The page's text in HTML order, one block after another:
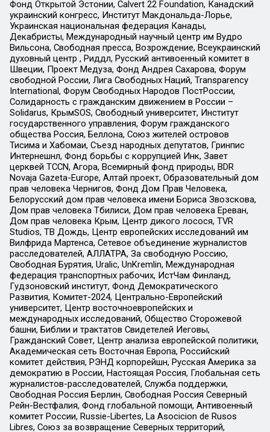
Фонд Открытой Эстонии, Calvert 22 Foundation, Канадский
украинский конгресс, Институт Макдональда-Лорье,
Украинская национальная федерация Канады,
Декабристы, Международный научный центр им Вудро
Вильсона, Свободная пресса, Возрождение, Всеукраинский
духовный центр , Риддл, Русский антивоенный комитет в
Швеции, Проект Медуза, Фонд Андрея Сахарова, Форум
свободной России, Лига Свободных Наций, Transparеncy
International, Форум Свободных Народов ПостРоссии,
Солидарность с гражданским движением в России –
Solidarus, КрымSOS, Свободный университет, Институт
государственного управления, Форум гражданского
общества Россия, Беллона, Союз жителей островов
Тисима и Хабомаи, Съезд народных депутатов, Гринпис
Интернешнл, Фонд борьбы с коррупцией Инк, Завет
церквей TCCN, Агора, Всемирный фонд природы, BDR
Novaja Gazeta-Europe, Алтай проект, Образовательный дом
прав человека Чернигов, Фонд Дом Прав Человека,
Белорусский дом прав человека имени Бориса Звозскова,
Дом прав человека Тбилиси, Дом прав человека Ереван,
Дом прав человека Крым, Центр дикого лосося, TVR
Studios, ТВ Дождь, Центр европейских исследований им
Вилфрида Мартенса, Сетевое объединение журналистов
расследователей, АЛЛАТРА, За свободную Россию,
Свободная Бурятия, Uralic, UnKremlin, Международная
федерация транспортных рабочих, ИстЧам Финланд,
Гудзоновский институт, Фонд Демократического
Развития, Комитет-2024, Центрально-Европейский
университет, Центр восточноевропейских и
международных исследований, Общество Сторожевой
башни, Библии и трактатов Свидетелей Иеговы,
Гражданский Совет, Центр анализа европейской политики,
Академическая сеть Восточная Европа, Российский
комитет действия, РЭНД корпорейшн, Русская Америка за
демократию в России, Настоящая Россия, Глобальная сеть
журналистов-расследователей, Служба поддержки,
Свободная Россия Берлин, Свободная Россия Северный
Рейн-Вестфалия, Фонд глобальной помощи, Антивоенный
комитет России, Russie-Libertes, La Asocicion de Rusos
Libres, Союз за возвращение Северных территорий,